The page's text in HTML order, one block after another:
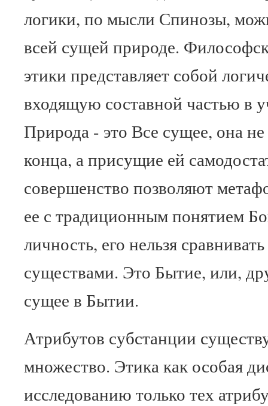
логики, по мысли Спинозы,
всей сущей природе.
этики представляет собой
входящую составной частью в
Природа - это Все сущее, она
конца, а присущие ей
совершенство позволяют
ее с традиционным понятием
личность, его нельзя
существами. Это Бытие, или,
сущее в Бытии.
Атрибутов субстанции
множество. Этика как особая
исследованию только тех